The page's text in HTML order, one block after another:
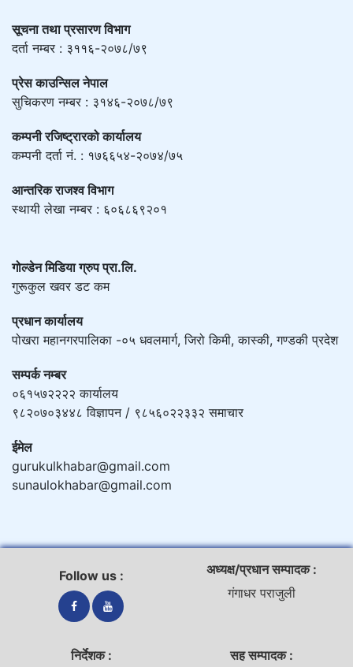
सूचना तथा प्रसारण विभाग
दर्ता नम्बर : ३११६-२०७८/७९
प्रेस काउन्सिल नेपाल
सुचिकरण नम्बर : ३१४६-२०७८/७९
कम्पनी रजिष्ट्रारको कार्यालय
कम्पनी दर्ता नं. : १७६६५४-२०७४/७५
आन्तरिक राजश्व विभाग
स्थायी लेखा नम्बर : ६०६८६९२०१
गोल्डेन मिडिया ग्रुप प्रा.लि.
गुरूकुल खवर डट कम
प्रधान कार्यालय
पोखरा महानगरपालिका -०५ धवलमार्ग, जिरो किमी, कास्की, गण्डकी प्रदेश
सम्पर्क नम्बर
०६१५७२२२२ कार्यालय
९८२०७०३४४८ विज्ञापन / ९८५६०२२३३२ समाचार
ईमेल
gurukulkhabar@gmail.com
sunaulokhabar@gmail.com
Follow us :
अध्यक्ष/प्रधान सम्पादक :
गंगाधर पराजुली
निर्देशक : सह सम्पादक :